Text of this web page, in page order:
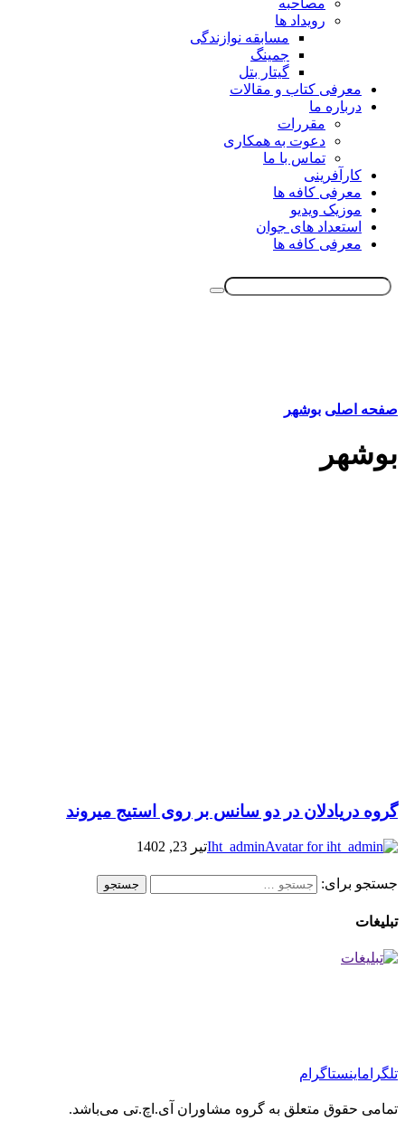
مصاحبه
رویداد ها
مسابقه نوازندگی
جمینگ
گیتار بتل
معرفی کتاب و مقالات
درباره ما
مقررات
دعوت به همکاری
تماس با ما
کارآفرینی
معرفی کافه ها
موزیک ویدیو
استعداد های جوان
معرفی کافه ها
صفحه اصلی بوشهر
بوشهر
گروه دریادلان در دو سانس بر روی استیج میروند
Iht_adminتیر 23, 1402
جستجو برای:
تبلیغات
تلگراماینستاگرام
تمامی حقوق متعلق به گروه مشاوران آی.اچ.تی می‌باشد.